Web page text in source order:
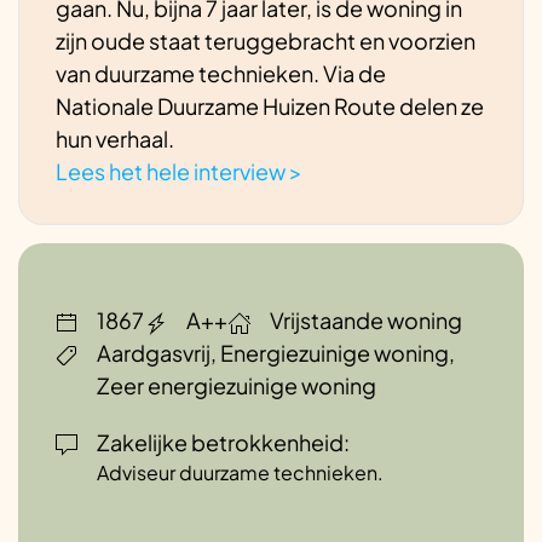
we hier door middel van extra dikke muren
de mogelijkheid gehad om ventilatie
kanalen aan te brengen.
Ervaringen
energiesprong, hebben we veel informatie
waren in het verduurzamen van hun woning.
Dit heeft ons regelmatig nieuwe inzichten
gegeven over hoe we de woning het beste
Convectoren
Zonnepanelen (PV)
Domotica
Inregelen cv-installatie
gaan. Nu, bijna 7 jaar later, is de woning in
zijn oude staat teruggebracht en voorzien
van duurzame technieken. Via de
Nationale Duurzame Huizen Route delen ze
hun verhaal.
Lees het hele interview >
1867 A++
Vrijstaande woning
Aardgasvrij, Energiezuinige woning,
Zeer energiezuinige woning
Zakelijke betrokkenheid:
Adviseur duurzame technieken.